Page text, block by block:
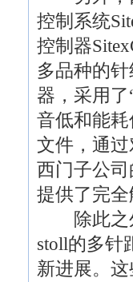
控制系统
控制器
多品种的
器，采用
音低和能
文件，通
西门子公
提供了完全
除此之外
stoll的多针
新进展。